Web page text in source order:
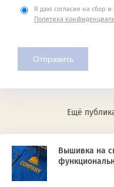
Я даю согласие на сбор
Политика
Ещё
Вышивка на